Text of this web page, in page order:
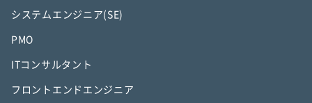
システムエンジニア(SE)
PMO
ITコンサルタント
フロントエンドエンジニア